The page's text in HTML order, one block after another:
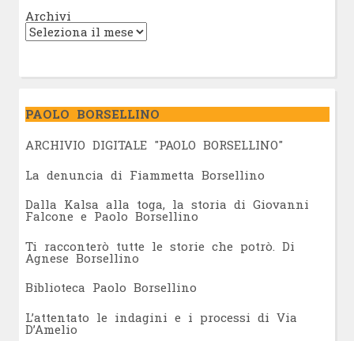
Archivi
PAOLO BORSELLINO
ARCHIVIO DIGITALE "PAOLO BORSELLINO"
La denuncia di Fiammetta Borsellino
Dalla Kalsa alla toga, la storia di Giovanni
Falcone e Paolo Borsellino
Ti racconterò tutte le storie che potrò. Di
Agnese Borsellino
Biblioteca Paolo Borsellino
L’attentato le indagini e i processi di Via
D’Amelio